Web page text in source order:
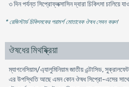
৩ দিন পর্যন্ত সিপ্রোফ্লক্সাসিন দ্বারা চিকিৎসা চালিয়ে
* রেজিস্টার্ড চিকিৎসকের পরামর্শ মোতাবেক ঔষধ সেবন করুন'
ঔষধের মিথষ্ক্রিয়া
ম্যাগনেসিয়াম/এ্যালুমিনিয়াম জাতীয় এন্টাসিড,
এর উপস্থিতি আছে এমন কোন ঔষধ সিপ্রো-এসের